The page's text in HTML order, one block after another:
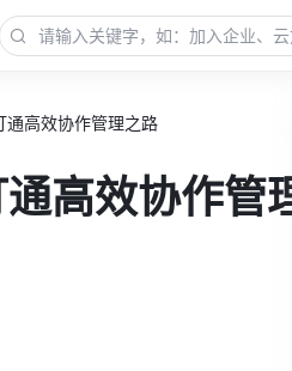
高效协作管理之路
高效协作管